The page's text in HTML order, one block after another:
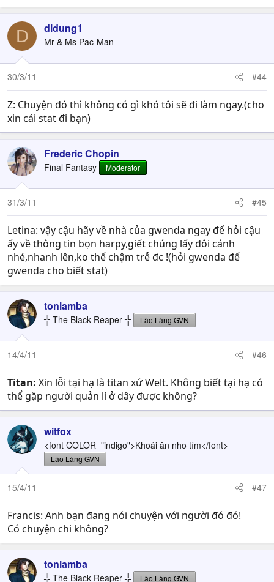
D didung1
Mr & Ms Pac-Man
30/3/11 #44
Z: Chuyện đó thì không có gì khó tôi sẽ đi làm ngay.(cho
xin cái stat đi bạn)
Frederic Chopin
Final Fantasy Moderator
31/3/11 #45
Letina: vậy cậu hãy về nhà của gwenda ngay để hỏi cậu
ấy về thông tin bọn harpy,giết chúng lấy đôi cánh
nhé,nhanh lên,ko thể chậm trễ đc !(hỏi gwenda để
gwenda cho biết stat)
tonlamba
╬ The Black Reaper ╬ Lão Làng GVN
14/4/11 #46
Titan: Xin lỗi tại hạ là titan xứ Welt. Không biết tại hạ có
thể gặp người quản lí ở dây được không?
witfox
<font COLOR="indigo">Khoái ăn nho tím</font>
Lão Làng GVN
15/4/11 #47
Francis: Anh bạn đang nói chuyện với người đó đó!
Có chuyện chi không?
tonlamba
╬ The Black Reaper ╬ Lão Làng GVN